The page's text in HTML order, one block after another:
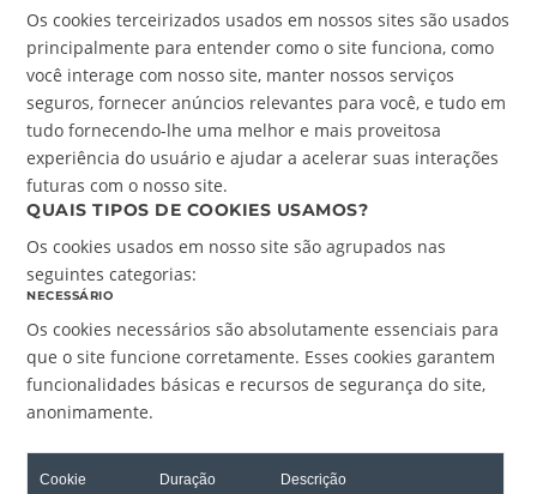
Os cookies terceirizados usados em nossos sites são usados
principalmente para entender como o site funciona, como
você interage com nosso site, manter nossos serviços
seguros, fornecer anúncios relevantes para você, e tudo em
tudo fornecendo-lhe uma melhor e mais proveitosa
experiência do usuário e ajudar a acelerar suas interações
futuras com o nosso site.
QUAIS TIPOS DE COOKIES USAMOS?
Os cookies usados em nosso site são agrupados nas
seguintes categorias:
NECESSÁRIO
Os cookies necessários são absolutamente essenciais para
que o site funcione corretamente. Esses cookies garantem
funcionalidades básicas e recursos de segurança do site,
anonimamente.
Cookie Duração Descrição